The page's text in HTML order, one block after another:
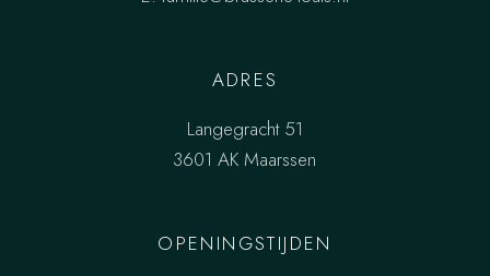
ADRES
Langegracht 51
3601 AK Maarssen
OPENINGSTIJDEN